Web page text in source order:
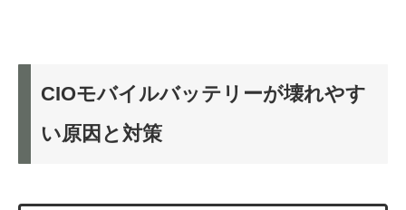
CIOモバイルバッテリーが壊れやす
い原因と対策